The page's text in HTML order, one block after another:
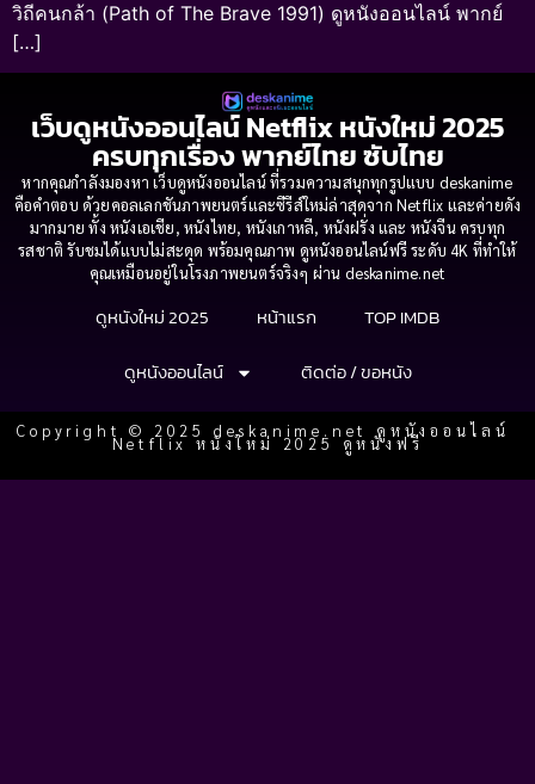
วิถีคนกล้า (Path of The Brave 1991) ดูหนังออนไลน์ พากย์
[…]
เว็บดูหนังออนไลน์ Netflix หนังใหม่ 2025
ครบทุกเรื่อง พากย์ไทย ซับไทย
หากคุณกำลังมองหา เว็บดูหนังออนไลน์ ที่รวมความสนุกทุกรูปแบบ deskanime
คือคำตอบ ด้วยคอลเลกชันภาพยนตร์และซีรีส์ใหม่ล่าสุดจาก Netflix และค่ายดัง
มากมาย ทั้ง หนังเอเชีย, หนังไทย, หนังเกาหลี, หนังฝรั่ง และ หนังจีน ครบทุก
รสชาติ รับชมได้แบบไม่สะดุด พร้อมคุณภาพ ดูหนังออนไลน์ฟรี ระดับ 4K ที่ทำให้
คุณเหมือนอยู่ในโรงภาพยนตร์จริงๆ ผ่าน deskanime.net
ดูหนังใหม่ 2025 หน้าแรก
TOP IMDB
ดูหนังออนไลน์
ติดต่อ / ขอหนัง
Copyright © 2025 deskanime.net ดูหนังออนไลน์
Netflix หนังใหม่ 2025 ดูหนังฟรี